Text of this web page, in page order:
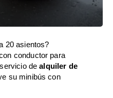
20 asientos?
conductor para
dealquiler de
su minibús con